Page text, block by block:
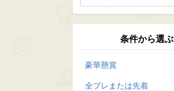
条件から選ぶ
豪華懸賞
全プレまたは先着